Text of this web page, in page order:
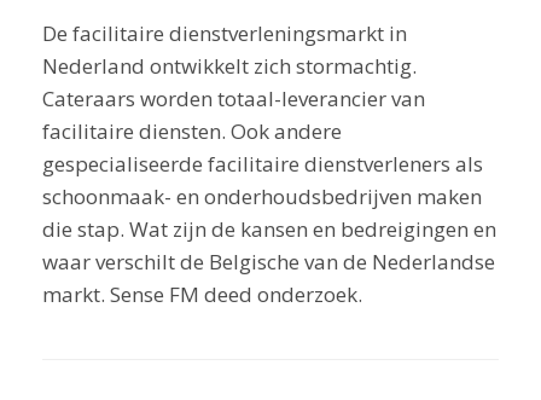
De facilitaire dienstverleningsmarkt in
Nederland ontwikkelt zich stormachtig.
Cateraars worden totaal-leverancier van
facilitaire diensten. Ook andere
gespecialiseerde facilitaire dienstverleners als
schoonmaak- en onderhoudsbedrijven maken
die stap. Wat zijn de kansen en bedreigingen en
waar verschilt de Belgische van de Nederlandse
markt. Sense FM deed onderzoek.